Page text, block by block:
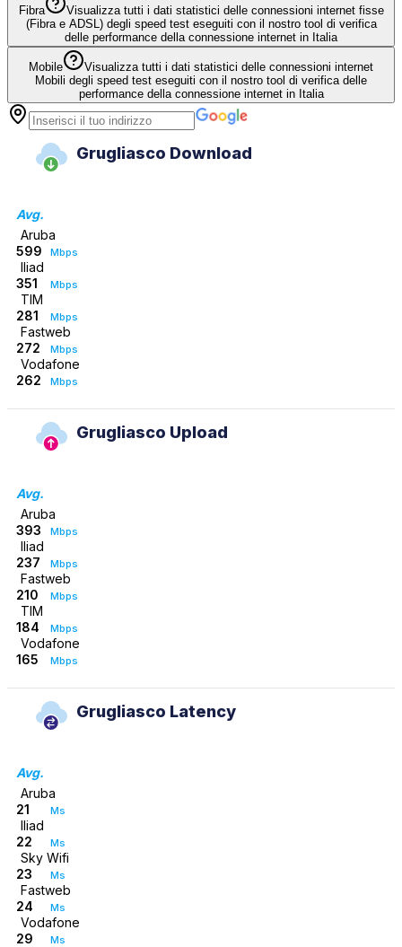
Fibra
Visualizza tutti i dati statistici delle connessioni internet fisse
(Fibra e ADSL) degli speed test eseguiti con il nostro tool di verifica
delle performance della connessione internet in Italia
Mobile
Visualizza tutti i dati statistici delle connessioni internet
Mobili degli speed test eseguiti con il nostro tool di verifica delle
performance della connessione internet in Italia
Grugliasco Download
Avg.
Aruba
599
Mbps
Iliad
351
Mbps
TIM
281
Mbps
Fastweb
272
Mbps
Vodafone
262
Mbps
Grugliasco Upload
Avg.
Aruba
393
Mbps
Iliad
237
Mbps
Fastweb
210
Mbps
TIM
184
Mbps
Vodafone
165
Mbps
Grugliasco Latency
Avg.
Aruba
21
Ms
Iliad
22
Ms
Sky Wifi
23
Ms
Fastweb
24
Ms
Vodafone
29
Ms